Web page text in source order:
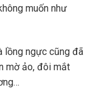
muốn như
lồng ngực cũng đã
mờ ảo, đôi mắt